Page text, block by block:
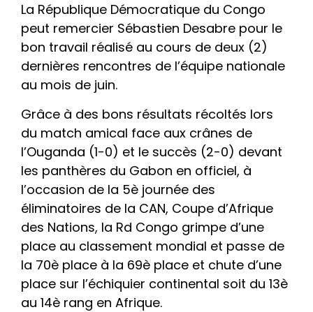
La République Démocratique du Congo
peut remercier Sébastien Desabre pour le
bon travail réalisé au cours de deux (2)
dernières rencontres de l’équipe nationale
au mois de juin.
Grâce à des bons résultats récoltés lors
du match amical face aux crânes de
l’Ouganda (1-0) et le succès (2-0) devant
les panthères du Gabon en officiel, à
l’occasion de la 5è journée des
éliminatoires de la CAN, Coupe d’Afrique
des Nations, la Rd Congo grimpe d’une
place au classement mondial et passe de
la 70è place à la 69è place et chute d’une
place sur l’échiquier continental soit du 13è
au 14è rang en Afrique.